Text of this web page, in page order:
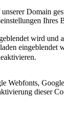
Domain
Ihres
wird
eingeblendet
Webfonts,
dieser